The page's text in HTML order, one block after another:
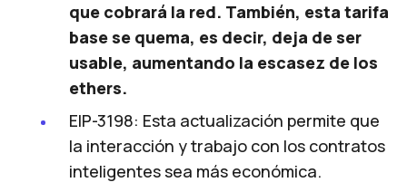
que cobrará la red. También, esta tarifa
base se quema, es decir, deja de ser
usable, aumentando la escasez de los
ethers.
EIP-3198: Esta actualización permite que
la interacción y trabajo con los contratos
inteligentes sea más económica.